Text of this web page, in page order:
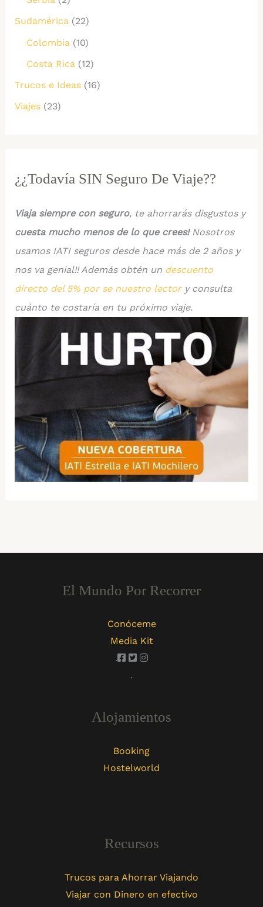
Sudamérica(22)
Colombia(10)
Costa Rica(12)
Trucos e Ideas(16)
Viajes(23)
¿¿Todavía SIN Seguro De Viaje??
Viaja siempre con seguro, te ahorrarás disgustos y
cuesta mucho menos de lo que crees!Nosotros
usamos IATI seguros desde hace más de 2 años y
nos va genial!! Además obtén un descuento
directo del 5% por se nuestro lectory consulta
cuánto te costaría en tu próximo viaje.
El Mundo Por Recorrer
Conóceme
Media Kit
.
.
Alojamientos
Booking
Hostelworld
Recursos
Trucos para Ahorrar Viajando
Viajar con Dinero en efectivo